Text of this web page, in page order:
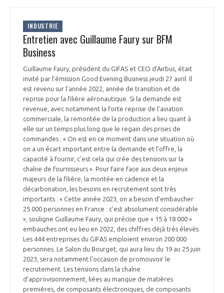
INDUSTRIE
Entretien avec Guillaume Faury sur BFM
Business
Guillaume Faury, président du GIFAS et CEO d'Airbus, était
invité par l’émission Good Evening Business jeudi 27 avril. Il
est revenu sur l’année 2022, année de transition et de
reprise pour la filière aéronautique. Si la demande est
revenue, avec notamment la forte reprise de l’aviation
commerciale, la remontée de la production a lieu quant à
elle sur un temps plus long que le regain des prises de
commandes : « On est en ce moment dans une situation où
on a un écart important entre la demande et l’offre, la
capacité à fournir, c’est cela qui crée des tensions sur la
chaîne de fournisseurs ». Pour faire face aux deux enjeux
majeurs de la filière, la montée en cadence et la
décarbonation, les besoins en recrutement sont très
importants : « Cette année 2023, on a besoin d’embaucher
25 000 personnes en France : c’est absolument considérable
», souligne Guillaume Faury, qui précise que « 15 à 18 000 »
embauches ont eu lieu en 2022, des chiffres déjà très élevés.
Les 444 entreprises du GIFAS emploient environ 200 000
personnes. Le Salon du Bourget, qui aura lieu du 19 au 25 juin
2023, sera notamment l’occasion de promouvoir le
recrutement. Les tensions dans la chaîne
d’approvisionnement, liées au manque de matières
premières, de composants électroniques, de composants